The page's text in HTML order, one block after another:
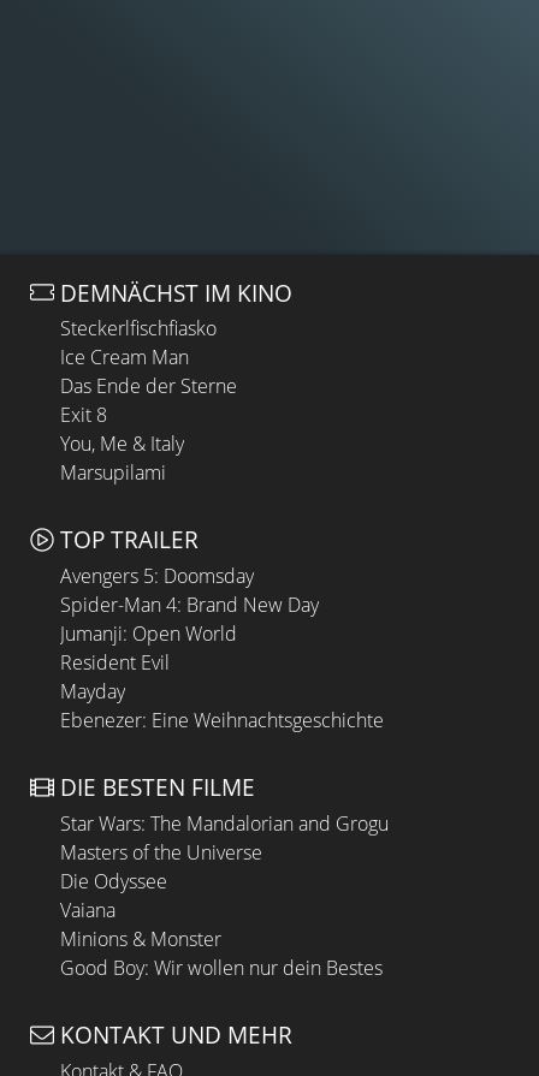
DEMNÄCHST IM KINO
Steckerlfischfiasko
Ice Cream Man
Das Ende der Sterne
Exit 8
You, Me & Italy
Marsupilami
TOP TRAILER
Avengers 5: Doomsday
Spider-Man 4: Brand New Day
Jumanji: Open World
Resident Evil
Mayday
Ebenezer: Eine Weihnachtsgeschichte
DIE BESTEN FILME
Star Wars: The Mandalorian and Grogu
Masters of the Universe
Die Odyssee
Vaiana
Minions & Monster
Good Boy: Wir wollen nur dein Bestes
KONTAKT UND MEHR
Kontakt & FAQ